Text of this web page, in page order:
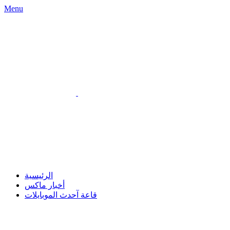
Menu
الرئيسية
أخبار ماكس
قاعة آحدث الموبايلات